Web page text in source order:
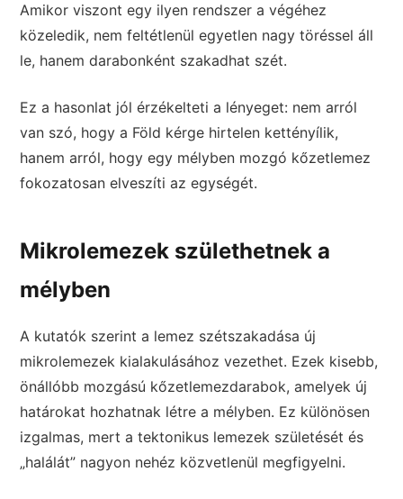
Amikor viszont egy ilyen rendszer a végéhez
közeledik, nem feltétlenül egyetlen nagy töréssel áll
le, hanem darabonként szakadhat szét.
Ez a hasonlat jól érzékelteti a lényeget: nem arról
van szó, hogy a Föld kérge hirtelen kettényílik,
hanem arról, hogy egy mélyben mozgó kőzetlemez
fokozatosan elveszíti az egységét.
Mikrolemezek születhetnek a
mélyben
A kutatók szerint a lemez szétszakadása új
mikrolemezek kialakulásához vezethet. Ezek kisebb,
önállóbb mozgású kőzetlemezdarabok, amelyek új
határokat hozhatnak létre a mélyben. Ez különösen
izgalmas, mert a tektonikus lemezek születését és
„halálát” nagyon nehéz közvetlenül megfigyelni.